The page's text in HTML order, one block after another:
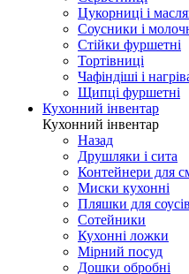
Цукорниці і
Соусники і
Стійки фуршетні
Тортівниці
Чафіндіші і
Щипці фуршетні
Кухонний інвентар
Кухонний інвентар
Назад
Друшляки і сита
Контейнери для
Миски кухонні
Пляшки для соусів
Сотейники
Кухонні ложки
Мірний посуд
Дошки обробні